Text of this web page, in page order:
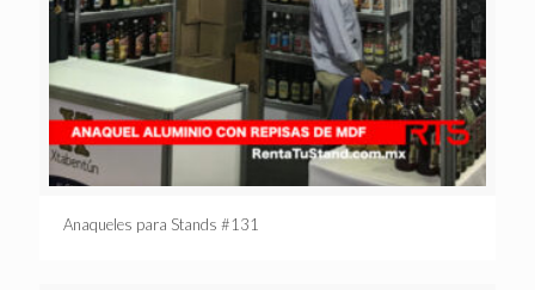
Anaqueles para Stands #131